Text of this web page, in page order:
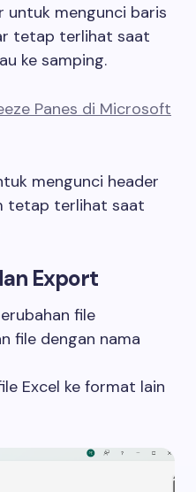
untuk mengunci baris
tetap terlihat saat
ke samping.
Panes di Microsoft
mengunci header
tetap terlihat saat
Export
file
file dengan nama
Excel ke format lain